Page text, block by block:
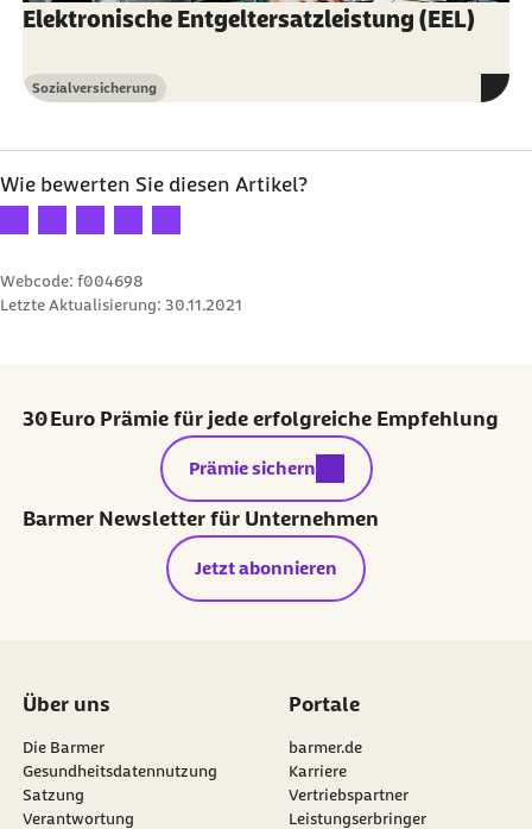
Elektronische Entgeltersatzleistung (EEL)
Kategorie
Sozialversicherung
Wie bewerten Sie diesen Artikel?
Ihre Bewertung: 1 Stern
Ihre Bewertung: 2 Sterne
Ihre Bewertung: 3 Sterne
Ihre Bewertung: 4 Sterne
Ihre Bewertung: 5 Sterne
Webcode: f004698
Letzte Aktualisierung: 30.11.2021
30 Euro Prämie für jede erfolgreiche Empfehlung
externer Link:
Prämie sichern
Barmer Newsletter für Unternehmen
Jetzt abonnieren
Über uns
Die Barmer
Gesundheitsdatennutzung
Satzung
Verantwortung
Portale
barmer.de
Karriere
Vertriebspartner
Leistungserbringer